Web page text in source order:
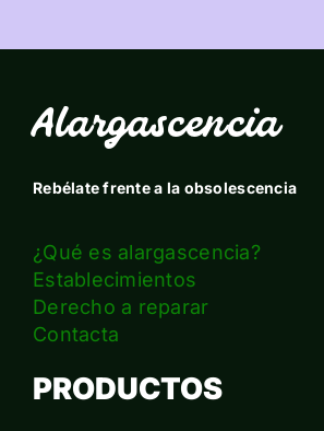
Alargascencia
Rebélate frente a la obsolescencia
¿Qué es alargascencia?
Establecimientos
Derecho a reparar
Contacta
PRODUCTOS